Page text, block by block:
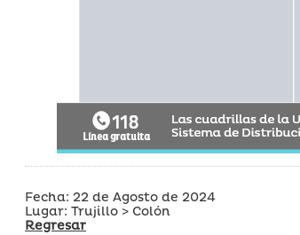
Fecha: 22 de Agosto de 2024
Lugar: Trujillo > Colón
Regresar